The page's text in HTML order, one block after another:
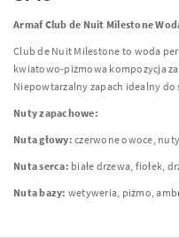
Armaf Club de Nuit Milestone
Club de Nuit Milestone to woda
kwiatowo-piżmowa kompozycja
Niepowtarzalny zapach idealny do
Nuty zapachowe:
Nuta głowy: czerwone owoce,
Nuta serca: białe drzewa, fiołek,
Nuta bazy: wetyweria, piżmo,